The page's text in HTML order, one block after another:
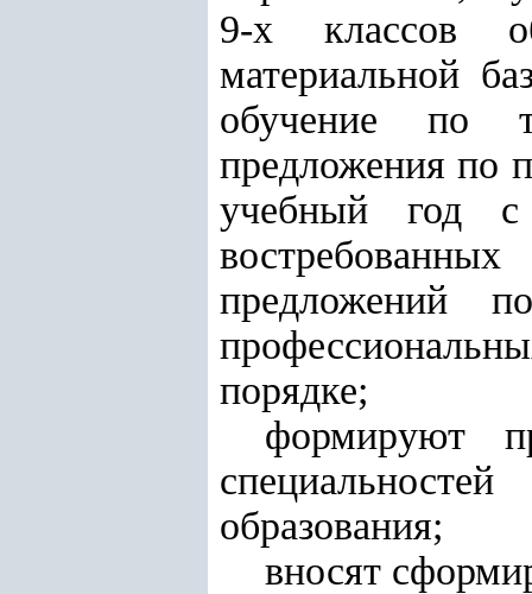
9-х классов
материальной
обучение по
предложения по
учебный год с
предложений
порядке;
формируют
образования;
вносят